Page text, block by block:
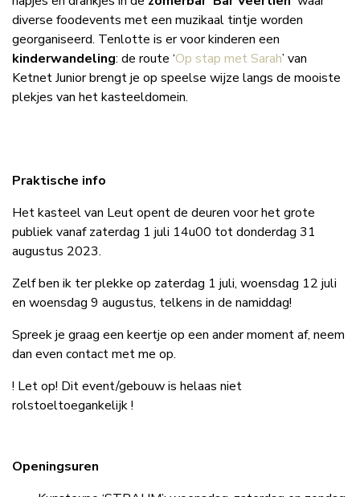
hapjes en drankjes in de zomerbar ‘Bar Veertien’ waar
diverse foodevents met een muzikaal tintje worden
georganiseerd. Tenlotte is er voor kinderen een
kinderwandeling: de route ‘ Op stap met Sarah ’ van
Ketnet Junior brengt je op speelse wijze langs de mooiste
plekjes van het kasteeldomein.
Praktische info
Het kasteel van Leut opent de deuren voor het grote
publiek vanaf zaterdag 1 juli 14u00 tot donderdag 31
augustus 2023.
Zelf ben ik ter plekke op zaterdag 1 juli, woensdag 12 juli
en woensdag 9 augustus, telkens in de namiddag!
Spreek je graag een keertje op een ander moment af, neem
dan even contact met me op.
! Let op! Dit event/gebouw is helaas niet
rolstoeltoegankelijk !
Openingsuren